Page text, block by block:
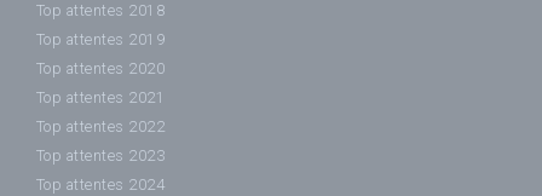
Top attentes 2018
Top attentes 2019
Top attentes 2020
Top attentes 2021
Top attentes 2022
Top attentes 2023
Top attentes 2024